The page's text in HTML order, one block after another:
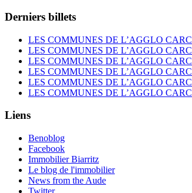
Derniers billets
LES COMMUNES DE L’AGGLO
LES COMMUNES DE L’AGGLO
LES COMMUNES DE L’AGGLO
LES COMMUNES DE L’AGGLO
LES COMMUNES DE L’AGGLO
LES COMMUNES DE L’AGGLO
Liens
Benoblog
Facebook
Immobilier Biarritz
Le blog de l'immobilier
News from the Aude
Twitter